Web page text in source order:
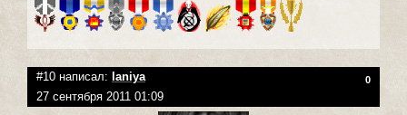
#10 написал: laniya 0
27 сентября 2011 01:09